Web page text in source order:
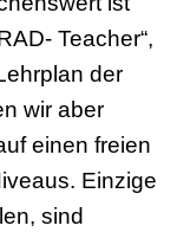
Teacher“,
der
wir aber
einen freien
Einzige
sind